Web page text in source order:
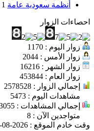
أنظمة سعودية عامة 1
احصاءات الزوار
زوار اليوم : 1170
زوار الأمس : 2044
زوار الشهر : 16216
زوار العام : 453844
إجمالي الزوار : 2578528
مشاهدات اليوم : 5473
إجمالي المشاهدات : 21353055
متواجدين الآن : 8
وقت خادم الموقع : 2026-08-07